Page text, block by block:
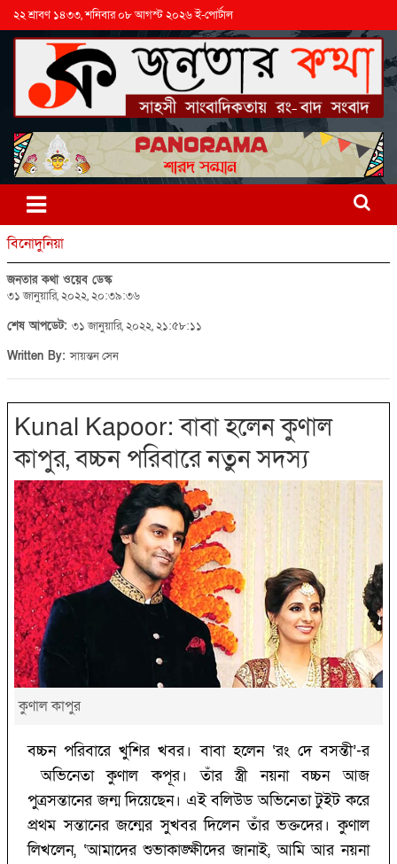
২২ শ্রাবণ ১৪৩৩, শনিবার ০৮ আগস্ট ২০২৬ ই-পোর্টাল
বিনোদুনিয়া
জনতার কথা ওয়েব ডেস্ক
৩১ জানুয়ারি, ২০২২, ২০:৩৯:৩৬
শেষ আপডেট: ৩১ জানুয়ারি, ২০২২, ২১:৫৮:১১
Written By:সায়ন্তন সেন
Kunal Kapoor: বাবা হলেন কুণাল
কাপুর, বচ্চন পরিবারে নতুন সদস্য
কুণাল কাপুর
বচ্চন পরিবারে খুশির খবর। বাবা হলেন ‘রং দে বসন্তী’-র
অভিনেতা কুণাল কপূর। তাঁর স্ত্রী নয়না বচ্চন আজ
পুত্রসন্তানের জন্ম দিয়েছেন। এই বলিউড অভিনেতা টুইট করে
প্রথম সন্তানের জন্মের সুখবর দিলেন তাঁর ভক্তদের। কুণাল
লিখলেন, ‘আমাদের শুভাকাঙ্ক্ষীদের জানাই, আমি আর নয়না